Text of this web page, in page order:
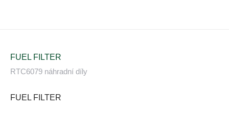
FUEL FILTER
RTC6079 náhradní díly
FUEL FILTER